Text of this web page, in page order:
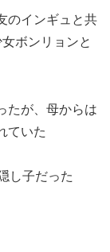
のインギュと共
ボンリョンと
たが、母からは
ていた
し子だった